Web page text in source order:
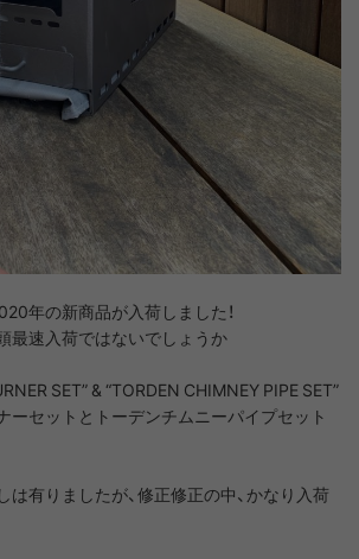
年の新商品が入荷しました！
最速入荷ではないでしょうか
SET” & “TORDEN CHIMNEY PIPE SET”
ーセットとトーデンチムニーパイプセット
有りましたが、修正修正の中、かなり入荷